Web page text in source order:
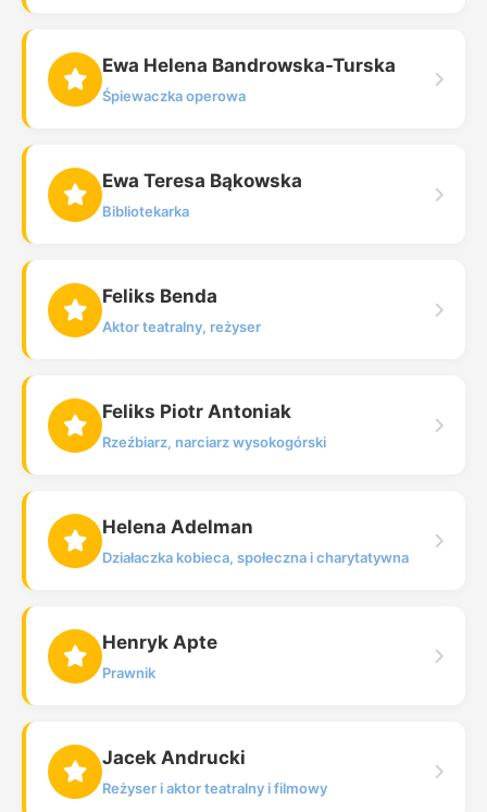
Ewa Helena Bandrowska-Turska
Śpiewaczka operowa
Ewa Teresa Bąkowska
Bibliotekarka
Feliks Benda
Aktor teatralny, reżyser
Feliks Piotr Antoniak
Rzeźbiarz, narciarz wysokogórski
Helena Adelman
Działaczka kobieca, społeczna i charytatywna
Henryk Apte
Prawnik
Jacek Andrucki
Reżyser i aktor teatralny i filmowy